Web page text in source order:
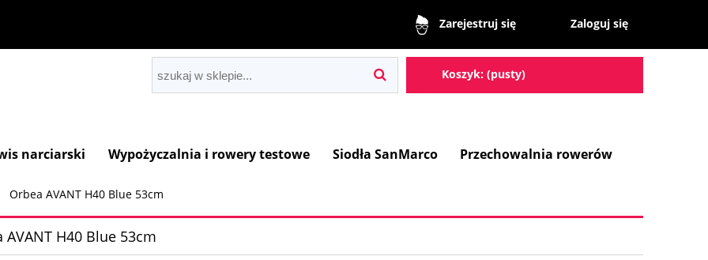
Zarejestruj się Zaloguj się
Koszyk: (pusty)
narciarski Wypożyczalnia i rowery testowe Siodła SanMarco Przechowalnia rowerów
Orbea AVANT H40 Blue 53cm
AVANT H40 Blue 53cm